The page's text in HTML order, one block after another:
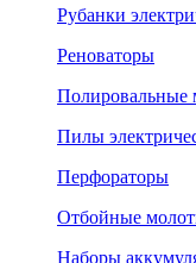
Рубанки
Реноваторы
Пилы
Перфораторы
Отбойные
Наборы